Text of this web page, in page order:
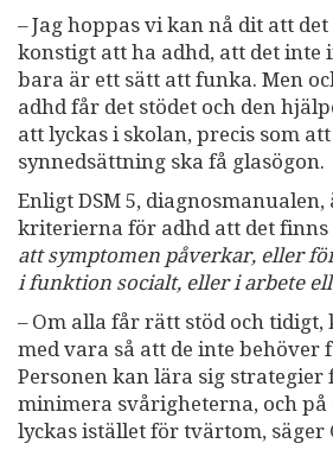
– Jag hoppas vi kan nå dit att
konstigt att ha adhd, att det inte
bara är ett sätt att funka. Men
adhd får det stödet och den
att lyckas i skolan, precis som
synnedsättning ska få glasögon.
Enligt DSM 5, diagnosmanualen,
kriterierna för adhd att det finns
att symptomen påverkar, eller
i funktion socialt, eller i arbete
– Om alla får rätt stöd och tidigt,
med vara så att de inte behöver
Personen kan lära sig strategier
minimera svårigheterna, och på
lyckas istället för tvärtom, säger